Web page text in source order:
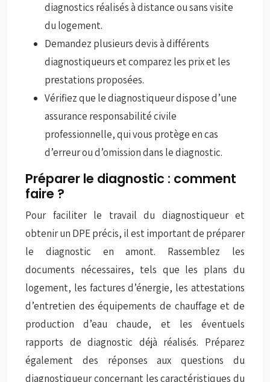
diagnostics réalisés à distance ou sans visite
du logement.
Demandez plusieurs devis à différents
diagnostiqueurs et comparez les prix et les
prestations proposées.
Vérifiez que le diagnostiqueur dispose d’une
assurance responsabilité civile
professionnelle, qui vous protège en cas
d’erreur ou d’omission dans le diagnostic.
Préparer le diagnostic : comment
faire ?
Pour faciliter le travail du diagnostiqueur et
obtenir un DPE précis, il est important de préparer
le diagnostic en amont. Rassemblez les
documents nécessaires, tels que les plans du
logement, les factures d’énergie, les attestations
d’entretien des équipements de chauffage et de
production d’eau chaude, et les éventuels
rapports de diagnostic déjà réalisés. Préparez
également des réponses aux questions du
diagnostiqueur concernant les caractéristiques du